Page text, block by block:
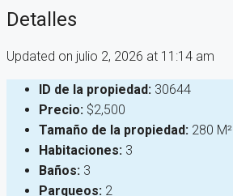
Detalles
Updated on julio 2, 2026 at 11:14 am
ID de la propiedad: 30644
Precio: $2,500
Tamaño de la propiedad: 280 M²
Habitaciones: 3
Baños: 3
Parqueos: 2